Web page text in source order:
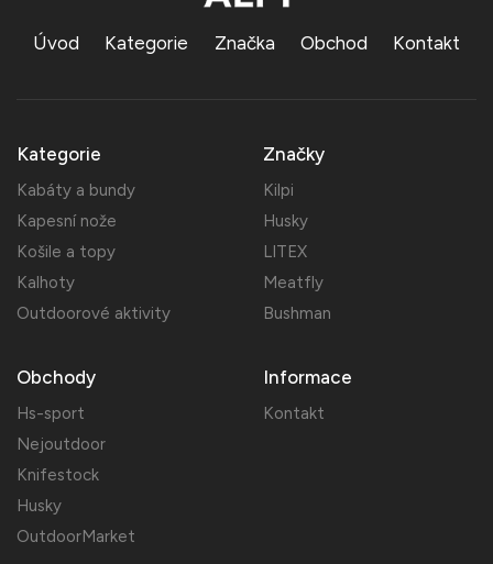
Úvod Kategorie Značka Obchod Kontakt
Kategorie
Kabáty a bundy
Kapesní nože
Košile a topy
Kalhoty
Outdoorové aktivity
Značky
Kilpi
Husky
LITEX
Meatfly
Bushman
Obchody
Hs-sport
Nejoutdoor
Knifestock
Husky
OutdoorMarket
Informace
Kontakt